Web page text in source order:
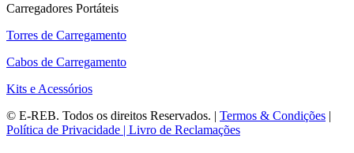
Carregadores Portáteis
Torres de Carregamento
Cabos de Carregamento
Kits e Acessórios
© E-REB. Todos os direitos Reservados. | Termos & Condições |
Política de Privacidade | Livro de Reclamações